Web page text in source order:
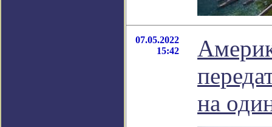
07.05.2022
15:42
на